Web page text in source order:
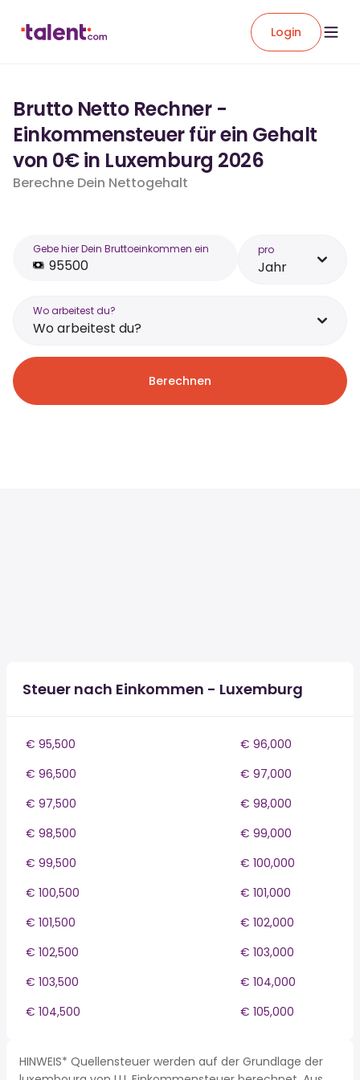
Login
Brutto Netto Rechner -
Einkommensteuer für ein Gehalt
von 0€ in Luxemburg 2026
Berechne Dein Nettogehalt
Gebe hier Dein Bruttoeinkommen ein pro
Jahr
Wo arbeitest du?
Wo arbeitest du?
Berechnen
Steuer nach Einkommen - Luxemburg
€ 95,500
€ 96,000
€ 96,500
€ 97,000
€ 97,500
€ 98,000
€ 98,500
€ 99,000
€ 99,500
€ 100,000
€ 100,500
€ 101,000
€ 101,500
€ 102,000
€ 102,500
€ 103,000
€ 103,500
€ 104,000
€ 104,500
€ 105,000
HINWEIS* Quellensteuer werden auf der Grundlage der